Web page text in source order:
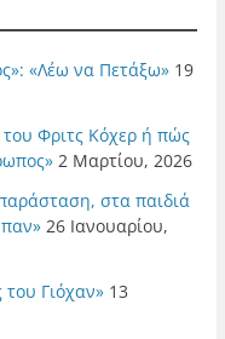
«Λέω να Πετάξω» 19
του Φριτς Κόχερ ή πώς
2 Μαρτίου, 2026
στα παιδιά
26 Ιανουαρίου,
Γιόχαν» 13